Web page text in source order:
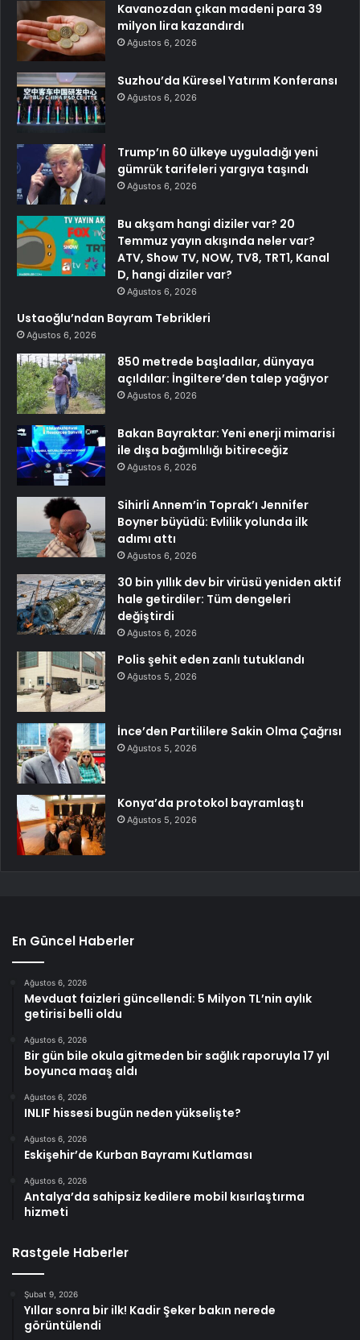
Kavanozdan çıkan madeni para 39
milyon lira kazandırdı
Ağustos 6, 2026
Suzhou’da Küresel Yatırım Konferansı
Ağustos 6, 2026
Trump’ın 60 ülkeye uyguladığı yeni
gümrük tarifeleri yargıya taşındı
Ağustos 6, 2026
Bu akşam hangi diziler var? 20
Temmuz yayın akışında neler var?
ATV, Show TV, NOW, TV8, TRT1, Kanal
D, hangi diziler var?
Ağustos 6, 2026
Ustaoğlu’ndan Bayram Tebrikleri
Ağustos 6, 2026
850 metrede başladılar, dünyaya
açıldılar: İngiltere’den talep yağıyor
Ağustos 6, 2026
Bakan Bayraktar: Yeni enerji mimarisi
ile dışa bağımlılığı bitireceğiz
Ağustos 6, 2026
Sihirli Annem’in Toprak’ı Jennifer
Boyner büyüdü: Evlilik yolunda ilk
adımı attı
Ağustos 6, 2026
30 bin yıllık dev bir virüsü yeniden aktif
hale getirdiler: Tüm dengeleri
değiştirdi
Ağustos 6, 2026
Polis şehit eden zanlı tutuklandı
Ağustos 5, 2026
İnce’den Partililere Sakin Olma Çağrısı
Ağustos 5, 2026
Konya’da protokol bayramlaştı
Ağustos 5, 2026
En Güncel Haberler
Ağustos 6, 2026
Mevduat faizleri güncellendi: 5 Milyon TL’nin aylık
getirisi belli oldu
Ağustos 6, 2026
Bir gün bile okula gitmeden bir sağlık raporuyla 17 yıl
boyunca maaş aldı
Ağustos 6, 2026
INLIF hissesi bugün neden yükselişte?
Ağustos 6, 2026
Eskişehir’de Kurban Bayramı Kutlaması
Ağustos 6, 2026
Antalya’da sahipsiz kedilere mobil kısırlaştırma
hizmeti
Rastgele Haberler
Şubat 9, 2026
Yıllar sonra bir ilk! Kadir Şeker bakın nerede
görüntülendi